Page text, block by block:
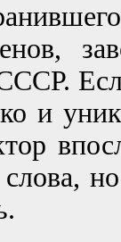
и
слова,